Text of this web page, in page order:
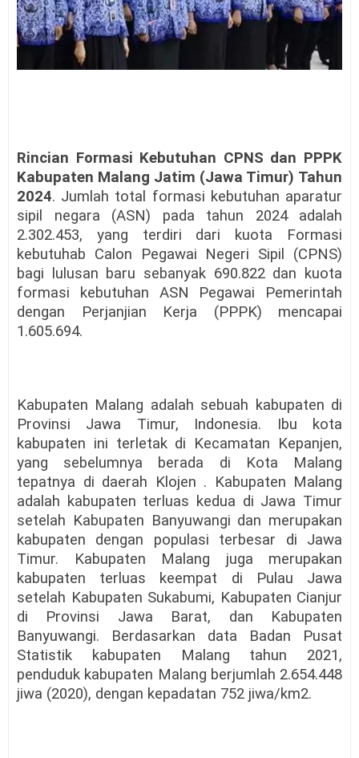
Rincian Formasi Kebutuhan CPNS dan PPPK
Kabupaten Malang Jatim (Jawa Timur) Tahun
2024. Jumlah total formasi kebutuhan aparatur
sipil negara (ASN) pada tahun 2024 adalah
2.302.453, yang terdiri dari kuota Formasi
kebutuhab Calon Pegawai Negeri Sipil (CPNS)
bagi lulusan baru sebanyak 690.822 dan kuota
formasi kebutuhan ASN Pegawai Pemerintah
dengan Perjanjian Kerja (PPPK) mencapai
1.605.694.
Kabupaten Malang adalah sebuah kabupaten di
Provinsi Jawa Timur, Indonesia. Ibu kota
kabupaten ini terletak di Kecamatan Kepanjen,
yang sebelumnya berada di Kota Malang
tepatnya di daerah Klojen . Kabupaten Malang
adalah kabupaten terluas kedua di Jawa Timur
setelah Kabupaten Banyuwangi dan merupakan
kabupaten dengan populasi terbesar di Jawa
Timur. Kabupaten Malang juga merupakan
kabupaten terluas keempat di Pulau Jawa
setelah Kabupaten Sukabumi, Kabupaten Cianjur
di Provinsi Jawa Barat, dan Kabupaten
Banyuwangi. Berdasarkan data Badan Pusat
Statistik kabupaten Malang tahun 2021,
penduduk kabupaten Malang berjumlah 2.654.448
jiwa (2020), dengan kepadatan 752 jiwa/km2.